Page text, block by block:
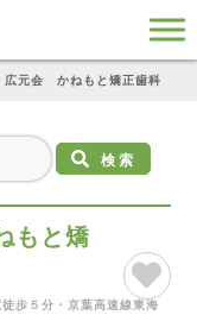
元会 かねもと矯正歯科
検索
と矯
歩５分・京葉高速線東海